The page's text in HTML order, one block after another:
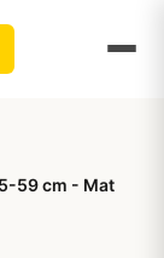
59 cm - Mat